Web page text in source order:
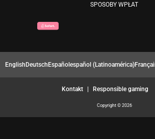
SPOSOBY WPŁAT
English Deutsch Español español (Latinoamérica)
Kontakt | Responsible gaming
Copyright © 2026